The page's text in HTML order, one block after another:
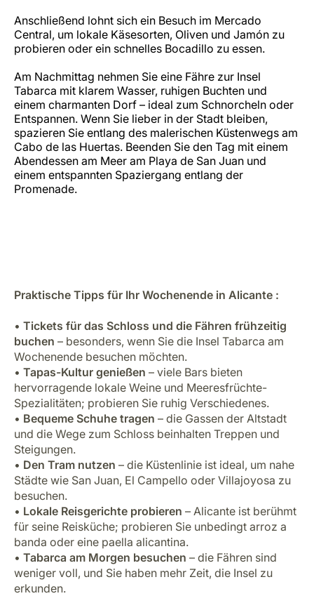
Anschließend lohnt sich ein Besuch im Mercado
Central, um lokale Käsesorten, Oliven und Jamón zu
probieren oder ein schnelles Bocadillo zu essen.
Am Nachmittag nehmen Sie eine Fähre zur Insel
Tabarca mit klarem Wasser, ruhigen Buchten und
einem charmanten Dorf – ideal zum Schnorcheln oder
Entspannen. Wenn Sie lieber in der Stadt bleiben,
spazieren Sie entlang des malerischen Küstenwegs am
Cabo de las Huertas. Beenden Sie den Tag mit einem
Abendessen am Meer am Playa de San Juan und
einem entspannten Spaziergang entlang der
Promenade.
Praktische Tipps für Ihr Wochenende in Alicante :
• Tickets für das Schloss und die Fähren frühzeitig
buchen – besonders, wenn Sie die Insel Tabarca am
Wochenende besuchen möchten.
• Tapas-Kultur genießen – viele Bars bieten
hervorragende lokale Weine und Meeresfrüchte-
Spezialitäten; probieren Sie ruhig Verschiedenes.
• Bequeme Schuhe tragen – die Gassen der Altstadt
und die Wege zum Schloss beinhalten Treppen und
Steigungen.
• Den Tram nutzen – die Küstenlinie ist ideal, um nahe
Städte wie San Juan, El Campello oder Villajoyosa zu
besuchen.
• Lokale Reisgerichte probieren – Alicante ist berühmt
für seine Reisküche; probieren Sie unbedingt arroz a
banda oder eine paella alicantina.
• Tabarca am Morgen besuchen – die Fähren sind
weniger voll, und Sie haben mehr Zeit, die Insel zu
erkunden.